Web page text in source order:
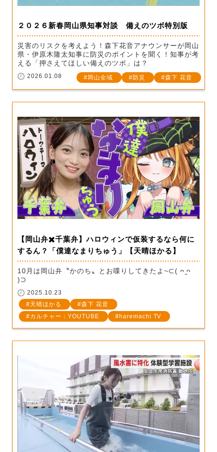
２０２６新春岡山県知事対談 備えのツボ特別版
災害のリスクを考えよう！森下花音アナウンサーが岡山
県・伊原木隆太知事に防災のポイントを聞く！知事が考
える「押さえてほしい備えのツボ」は？
2026.01.08 岡山全域 防災 森下 花音
【岡山弁✖️千葉弁】ハロウィンで仮装するなら何に
するん？「僕達なまりちゅう」【天晴ほかる】
10月は岡山弁〝かのち〟とお喋りしてきたよ~⊂( ᴖ ̫ᴖ
)⊃
2025.10.23
天晴ほかる
森下 花音
カルチャー：YOUTUBE
haremachi TV